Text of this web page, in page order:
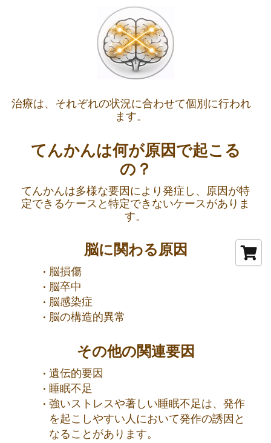
治療は、それぞれの状況に合わせて個別に行われ
ます。
てんかんは何が原因で起こる
の？
てんかんは多様な要因により発症し、原因が特
定できるケースと特定できないケースがありま
す。
脳に関わる原因
脳損傷
脳卒中
脳感染症
脳の構造的異常
その他の関連要因
遺伝的要因
睡眠不足
強いストレスや著しい睡眠不足は、発作
を起こしやすい人において発作の誘因と
なることがあります。